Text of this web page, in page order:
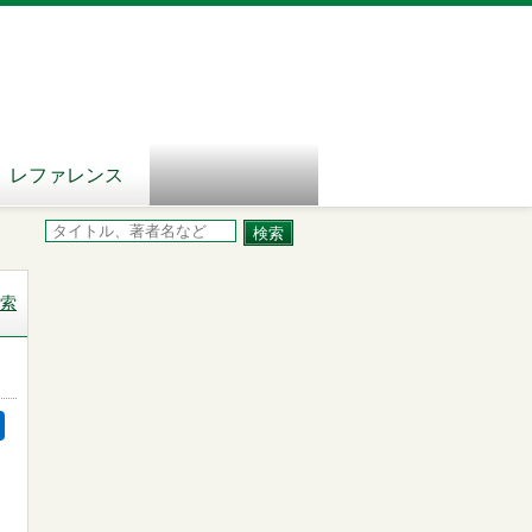
レファレンス